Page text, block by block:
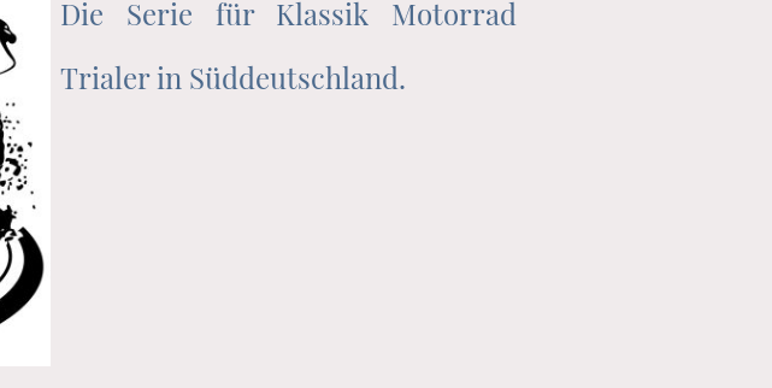
Die Serie für Klassik Motorrad
Trialer in Süddeutschland.